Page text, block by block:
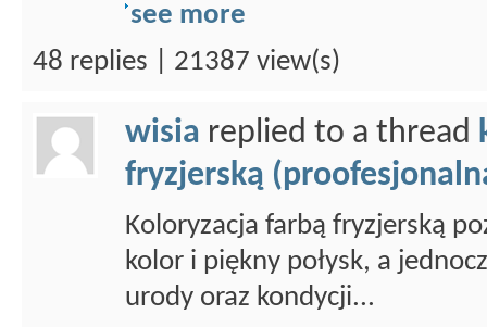
see more
48 replies | 21387 view(s)
wisia replied to a thread
fryzjerską
Koloryzacja farbą fryzjerską
kolor i piękny połysk, a
urody oraz kondycji...